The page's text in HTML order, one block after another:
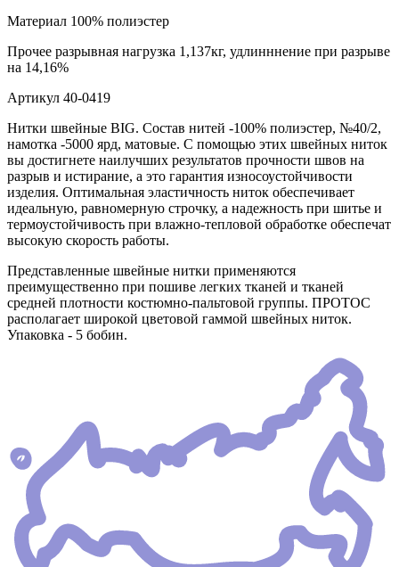
Материал 100% полиэстер
Прочее разрывная нагрузка 1,137кг, удлинннение при разрыве
на 14,16%
Артикул 40-0419
Нитки швейные BIG. Состав нитей -100% полиэстер, №40/2,
намотка -5000 ярд, матовые. С помощью этих швейных ниток
вы достигнете наилучших результатов прочности швов на
разрыв и истирание, а это гарантия износоустойчивости
изделия. Оптимальная эластичность ниток обеспечивает
идеальную, равномерную строчку, а надежность при шитье и
термоустойчивость при влажно-тепловой обработке обеспечат
высокую скорость работы.
Представленные швейные нитки применяются
преимущественно при пошиве легких тканей и тканей
средней плотности костюмно-пальтовой группы. ПРОТОС
располагает широкой цветовой гаммой швейных ниток.
Упаковка - 5 бобин.